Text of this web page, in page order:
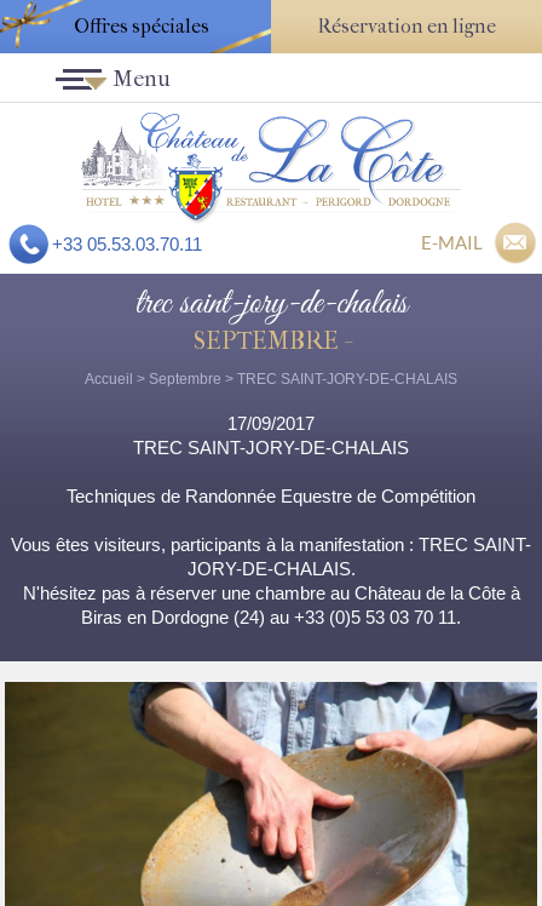
Offres spéciales Réservation en ligne
+33 05.53.03.70.11 E-MAIL
Menu
trec saint-jory-de-chalais
SEPTEMBRE -
Accueil > Septembre > TREC SAINT-JORY-DE-CHALAIS
17/09/2017
TREC SAINT-JORY-DE-CHALAIS
Techniques de Randonnée Equestre de Compétition
Vous êtes visiteurs, participants à la manifestation : TREC SAINT-
JORY-DE-CHALAIS.
N'hésitez pas à réserver une chambre au Château de la Côte à
Biras en Dordogne (24) au +33 (0)5 53 03 70 11.